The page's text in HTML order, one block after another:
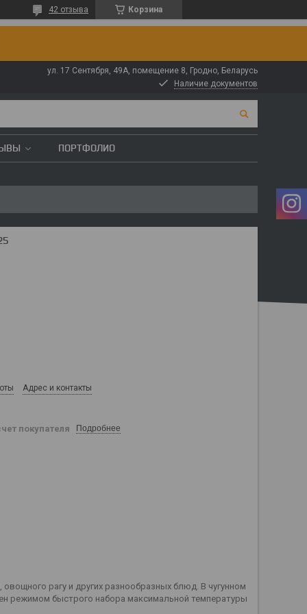
Корзина
42 отзыва
ул. 17 Сентября, 49А, помещение 8, Гродно, Беларусь
Наличие документов
ПОРТФОЛИО
Адрес и контакты
покупателя Подробнее
рагу и других разнообразных блюд. В чугунном
режимом быстрого набора максимальной температуры